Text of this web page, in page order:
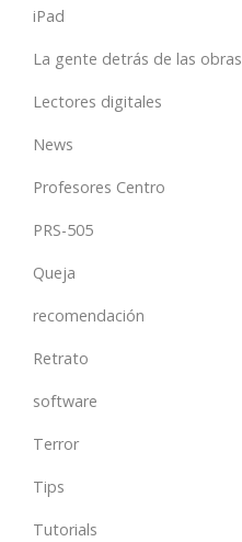
iPad
La gente detrás de las obras
Lectores digitales
News
Profesores Centro
PRS-505
Queja
recomendación
Retrato
software
Terror
Tips
Tutorials